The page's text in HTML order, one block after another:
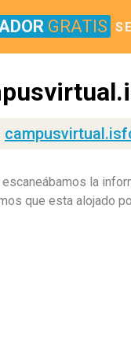
GRATIS
la
que esta alojado